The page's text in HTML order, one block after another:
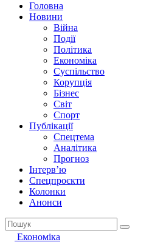
Головна
Новини
Війна
Події
Політика
Економіка
Суспільство
Корупція
Бізнес
Світ
Спорт
Публікації
Спецтема
Аналітика
Прогноз
Інтерв’ю
Спецпроєкти
Колонки
Анонси
Економіка